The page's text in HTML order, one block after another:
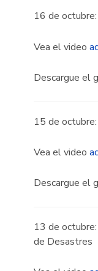
16 de
Vea el video
Descargue el
15 de
Vea el video
Descargue el
13 de
de Desastres